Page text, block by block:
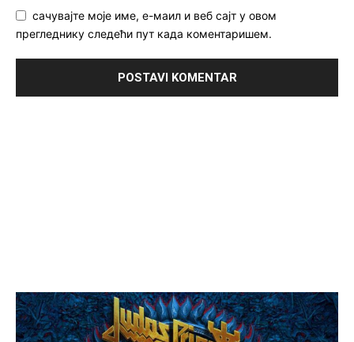
сачувајте моје име, е-маил и веб сајт у овом
прегледнику следећи пут када коментаришем.